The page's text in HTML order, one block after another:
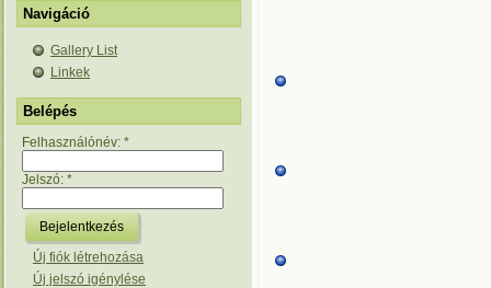
Navigáció
Gallery List
Linkek
Belépés
Felhasználónév: *
Jelszó: *
Új fiók létrehozása
Új jelszó igénylése